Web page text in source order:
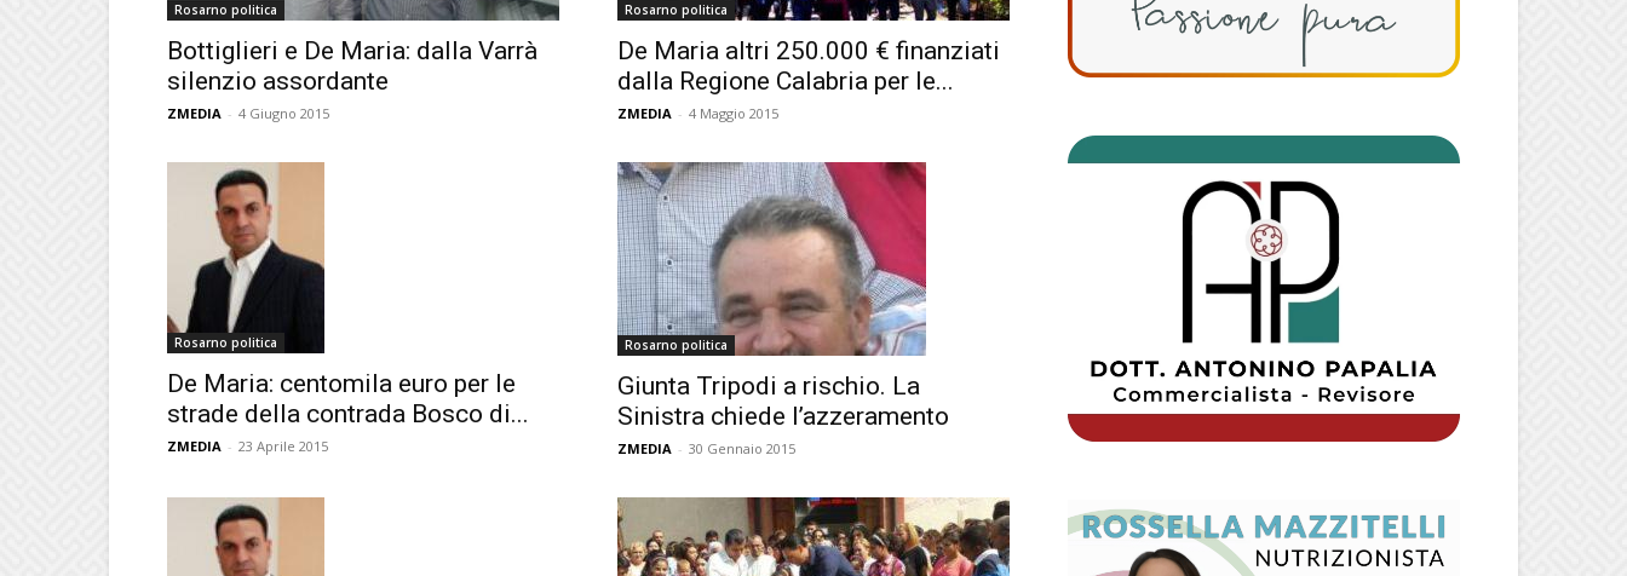
Rosarno politica
Bottiglieri e De Maria: dalla Varrà
silenzio assordante
ZMEDIA - 4 Giugno 2015
Rosarno politica
De Maria altri 250.000 € finanziati
dalla Regione Calabria per le...
ZMEDIA - 4 Maggio 2015
Rosarno politica
De Maria: centomila euro per le
strade della contrada Bosco di...
ZMEDIA - 23 Aprile 2015
Rosarno politica
Giunta Tripodi a rischio. La
Sinistra chiede l’azzeramento
ZMEDIA - 30 Gennaio 2015